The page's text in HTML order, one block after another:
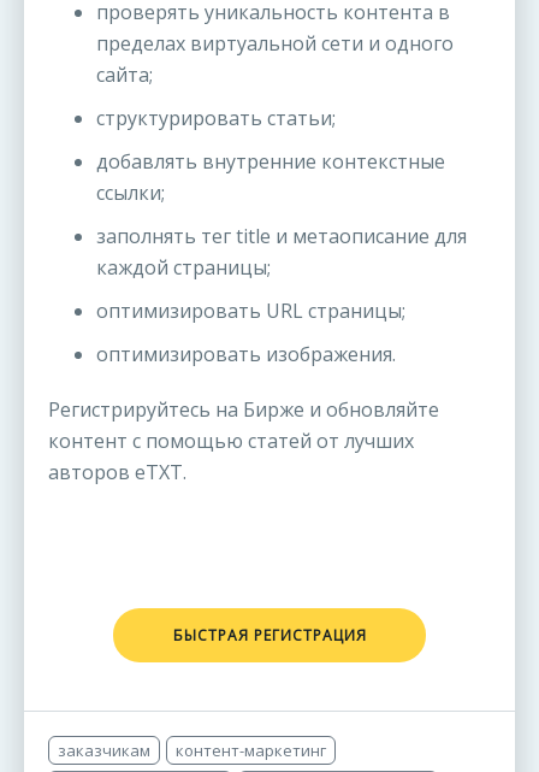
проверять уникальность контента в
пределах виртуальной сети и одного
сайта;
структурировать статьи;
добавлять внутренние контекстные
ссылки;
заполнять тег title и метаописание для
каждой страницы;
оптимизировать URL страницы;
оптимизировать изображения.
Регистрируйтесь на Бирже и обновляйте
контент с помощью статей от лучших
авторов eTXT.
БЫСТРАЯ РЕГИСТРАЦИЯ
заказчикам
контент-маркетинг